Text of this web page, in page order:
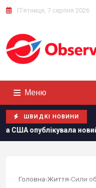
П'ятниця, 7 серпня 2026
Меню
ШВИДКІ НОВИНИ
новий прогноз, – WSJ
Головна›Життя›